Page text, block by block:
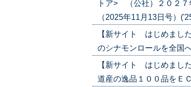
トア> （公社）２０２７
（2025年11月13日号）
【新サイト はじめま
のシナモンロールを全国
【新サイト はじめまし
道産の逸品１００品をＥ